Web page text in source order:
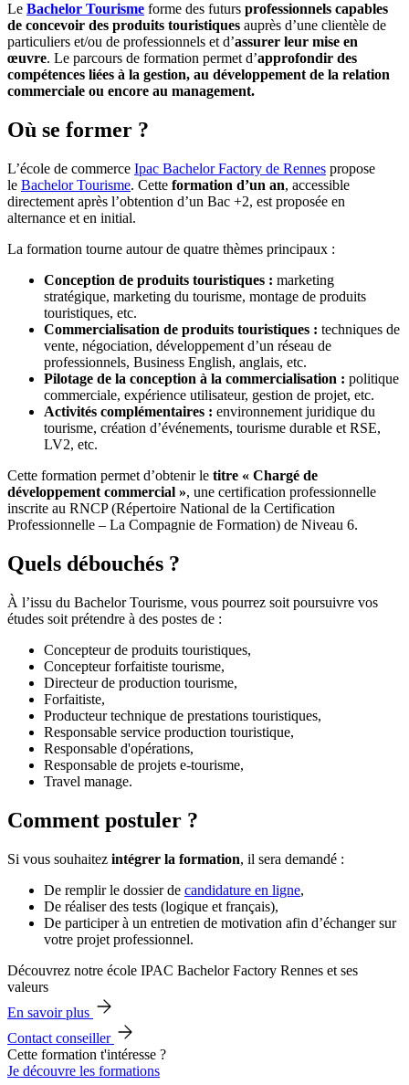
Le Bachelor Tourisme forme des futurs professionnels capables
de concevoir des produits touristiques auprès d’une clientèle de
particuliers et/ou de professionnels et d’assurer leur mise en
œuvre. Le parcours de formation permet d’approfondir des
compétences liées à la gestion, au développement de la relation
commerciale ou encore au management.
Où se former ?
L’école de commerce Ipac Bachelor Factory de Rennes propose
le Bachelor Tourisme. Cette formation d’un an, accessible
directement après l’obtention d’un Bac +2, est proposée en
alternance et en initial.
La formation tourne autour de quatre thèmes principaux :
Conception de produits touristiques : marketing
stratégique, marketing du tourisme, montage de produits
touristiques, etc.
Commercialisation de produits touristiques : techniques de
vente, négociation, développement d’un réseau de
professionnels, Business English, anglais, etc.
Pilotage de la conception à la commercialisation : politique
commerciale, expérience utilisateur, gestion de projet, etc.
Activités complémentaires : environnement juridique du
tourisme, création d’événements, tourisme durable et RSE,
LV2, etc.
Cette formation permet d’obtenir le titre « Chargé de
développement commercial », une certification professionnelle
inscrite au RNCP (Répertoire National de la Certification
Professionnelle – La Compagnie de Formation) de Niveau 6.
Quels débouchés ?
À l’issu du Bachelor Tourisme, vous pourrez soit poursuivre vos
études soit prétendre à des postes de :
Concepteur de produits touristiques,
Concepteur forfaitiste tourisme,
Directeur de production tourisme,
Forfaitiste,
Producteur technique de prestations touristiques,
Responsable service production touristique,
Responsable d'opérations,
Responsable de projets e-tourisme,
Travel manage.
Comment postuler ?
Si vous souhaitez intégrer la formation, il sera demandé :
De remplir le dossier de candidature en ligne,
De réaliser des tests (logique et français),
De participer à un entretien de motivation afin d’échanger sur
votre projet professionnel.
Découvrez notre école IPAC Bachelor Factory Rennes et ses
valeurs
En savoir plus
Contact conseiller
Cette formation t'intéresse ?
Je découvre les formations